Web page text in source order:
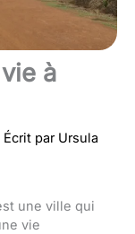
à
Écrit par Ursula
une ville qui
vie